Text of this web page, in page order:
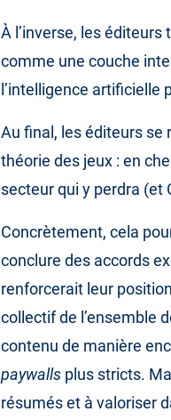
À l’inverse, les
comme une couche
l’intelligence
Au final, les éditeurs se
théorie des jeux : en
secteur qui y perdra (et
Concrètement, cela
conclure des accords
renforcerait leur
collectif de l’ensemble
contenu de manière
paywalls plus stricts.
résumés et à valoriser